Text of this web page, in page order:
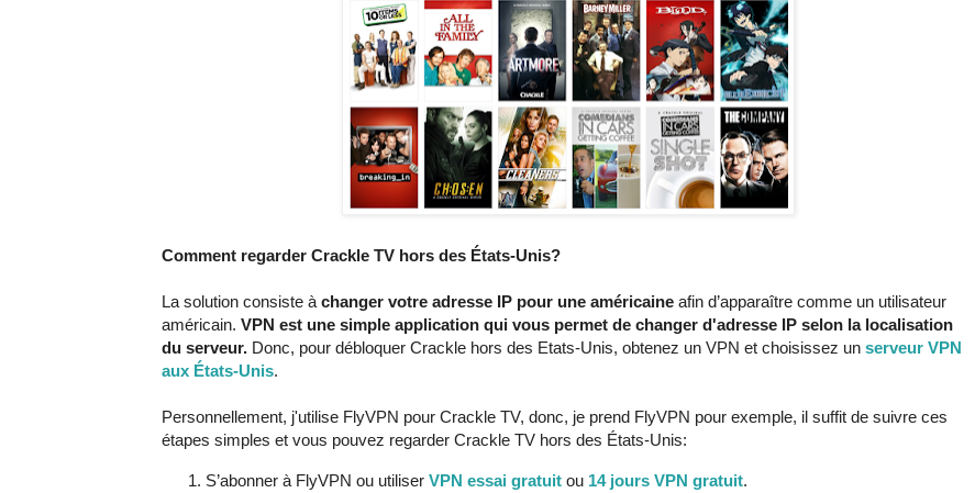
Comment regarder Crackle TV hors des États-Unis?
La solution consiste à changer votre adresse IP pour une américaine afin d’apparaître comme un utilisateur
américain. VPN est une simple application qui vous permet de changer d'adresse IP selon la localisation
du serveur. Donc, pour débloquer Crackle hors des Etats-Unis, obtenez un VPN et choisissez un serveur VPN
aux États-Unis.
Personnellement, j'utilise FlyVPN pour Crackle TV, donc, je prend FlyVPN pour exemple, il suffit de suivre ces
étapes simples et vous pouvez regarder Crackle TV hors des États-Unis:
S’abonner à FlyVPN ou utiliser VPN essai gratuit ou 14 jours VPN gratuit.